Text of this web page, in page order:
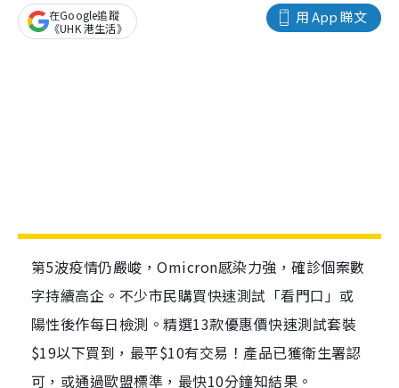
用 App 睇文
在Google追蹤
《UHK 港生活》
第5波疫情仍嚴峻，Omicron感染力強，確診個案數
字持續高企。不少市民購買快速測試「看門口」或
陽性後作每日檢測。精選13款優惠價快速測試套裝
$19以下買到，最平$10有交易！產品已獲衛生署認
可，或通過歐盟標準，最快10分鐘知結果。